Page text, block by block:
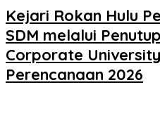
Kejari Rokan Hulu
SDM melalui
Corporate
Perencanaan 2026